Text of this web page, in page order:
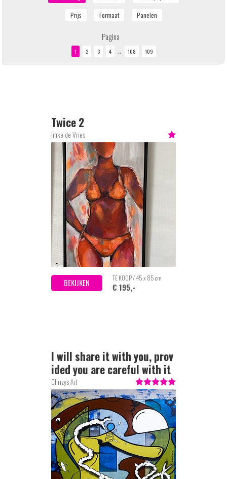
Pagina
..
Twice 2
Imke de Vries
BEKIJKEN TE KOOP / 45 x 85 cm
€ 195,-
I will share it with you, prov
ided you are careful with it
Chrizys Art